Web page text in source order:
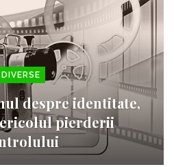
DIVERSE
despre identitate,
pierderii